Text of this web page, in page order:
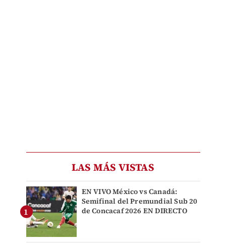
LAS MÁS VISTAS
EN VIVO México vs Canadá:
Semifinal del Premundial Sub 20
de Concacaf 2026 EN DIRECTO